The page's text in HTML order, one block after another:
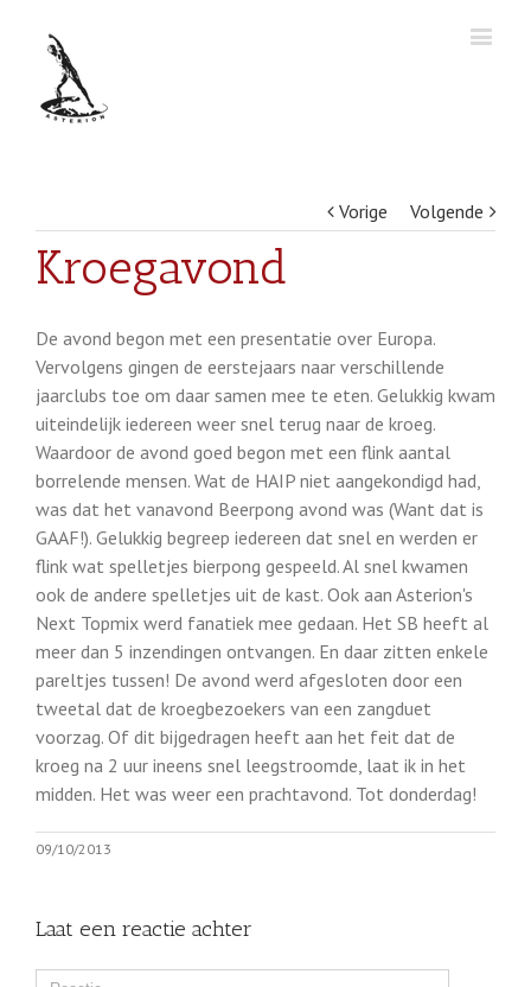
Vorige Volgende
Kroegavond
De avond begon met een presentatie over Europa.
Vervolgens gingen de eerstejaars naar verschillende
jaarclubs toe om daar samen mee te eten. Gelukkig kwam
uiteindelijk iedereen weer snel terug naar de kroeg.
Waardoor de avond goed begon met een flink aantal
borrelende mensen. Wat de HAIP niet aangekondigd had,
was dat het vanavond Beerpong avond was (Want dat is
GAAF!). Gelukkig begreep iedereen dat snel en werden er
flink wat spelletjes bierpong gespeeld. Al snel kwamen
ook de andere spelletjes uit de kast. Ook aan Asterion's
Next Topmix werd fanatiek mee gedaan. Het SB heeft al
meer dan 5 inzendingen ontvangen. En daar zitten enkele
pareltjes tussen! De avond werd afgesloten door een
tweetal dat de kroegbezoekers van een zangduet
voorzag. Of dit bijgedragen heeft aan het feit dat de
kroeg na 2 uur ineens snel leegstroomde, laat ik in het
midden. Het was weer een prachtavond. Tot donderdag!
09/10/2013
Laat een reactie achter
Comment